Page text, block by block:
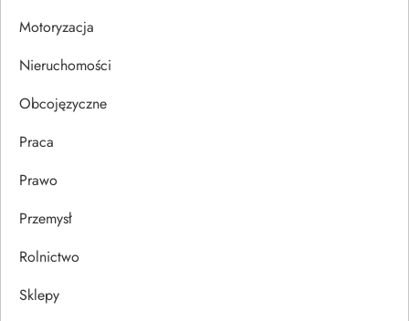
u
Motoryzacja
Nieruchomości
Obcojęzyczne
Praca
Prawo
Przemysł
Rolnictwo
Sklepy